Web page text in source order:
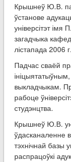
Крышнеў Ю.В.
ўстанове
універсітэт
загадчыка
лістапада 2006 г.
Падчас сваёй
выкладчыкам.
рабоце
студэнцтва.
Крышнеў Ю.В.
ўдасканаленне
тэхнічнай базы
распрацоўкі